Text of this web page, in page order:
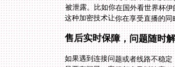
这种加密技术让你在享受直播的
售后实时保障，问题随时
如果遇到连接问题或者线路不稳定